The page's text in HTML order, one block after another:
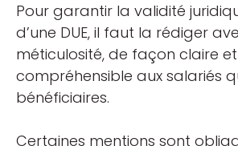
Pour garantir la validité
d’une DUE, il faut la rédiger
méticulosité, de façon claire et
compréhensible aux salariés
bénéficiaires.
Certaines mentions sont